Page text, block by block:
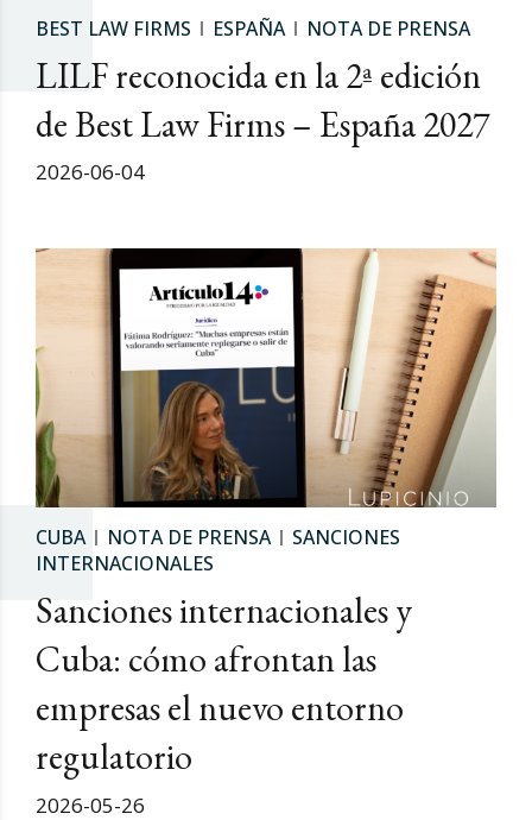
BEST LAW FIRMS ESPAÑA NOTA DE PRENSA
LILF reconocida en la 2ª edición
de Best Law Firms – España 2027
2026-06-04
CUBA NOTA DE PRENSA
SANCIONES
INTERNACIONALES
Sanciones internacionales y
Cuba: cómo afrontan las
empresas el nuevo entorno
regulatorio
2026-05-26